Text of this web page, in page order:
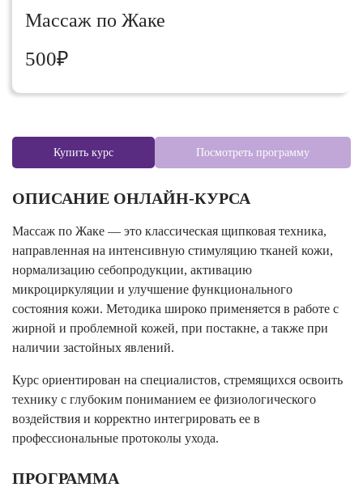
Массаж по Жаке
500₽
Купить курс Посмотреть программу
ОПИСАНИЕ ОНЛАЙН-КУРСА
Массаж по Жаке — это классическая щипковая техника,
направленная на интенсивную стимуляцию тканей кожи,
нормализацию себопродукции, активацию
микроциркуляции и улучшение функционального
состояния кожи. Методика широко применяется в работе с
жирной и проблемной кожей, при постакне, а также при
наличии застойных явлений.
Курс ориентирован на специалистов, стремящихся освоить
технику с глубоким пониманием ее физиологического
воздействия и корректно интегрировать ее в
профессиональные протоколы ухода.
ПРОГРАММА